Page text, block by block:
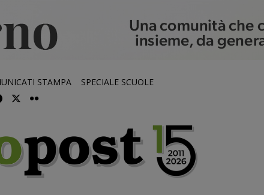
STAMPA SPECIALE SCUOLE